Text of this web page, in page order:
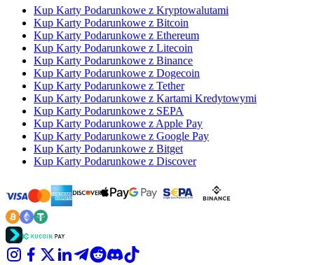
Kup Karty Podarunkowe z Kryptowalutami
Kup Karty Podarunkowe z Bitcoin
Kup Karty Podarunkowe z Ethereum
Kup Karty Podarunkowe z Litecoin
Kup Karty Podarunkowe z Binance
Kup Karty Podarunkowe z Dogecoin
Kup Karty Podarunkowe z Tether
Kup Karty Podarunkowe z Kartami Kredytowymi
Kup Karty Podarunkowe z SEPA
Kup Karty Podarunkowe z Apple Pay
Kup Karty Podarunkowe z Google Pay
Kup Karty Podarunkowe z Bitget
Kup Karty Podarunkowe z Discover